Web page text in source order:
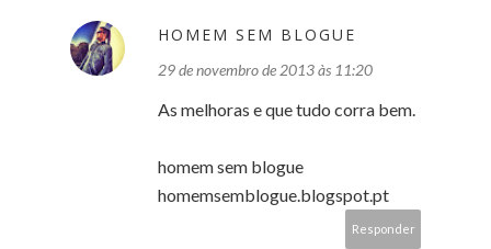
HOMEM SEM BLOGUE
29 de novembro de 2013 às 11:20
As melhoras e que tudo corra bem.
homem sem blogue
homemsemblogue.blogspot.pt
Responder